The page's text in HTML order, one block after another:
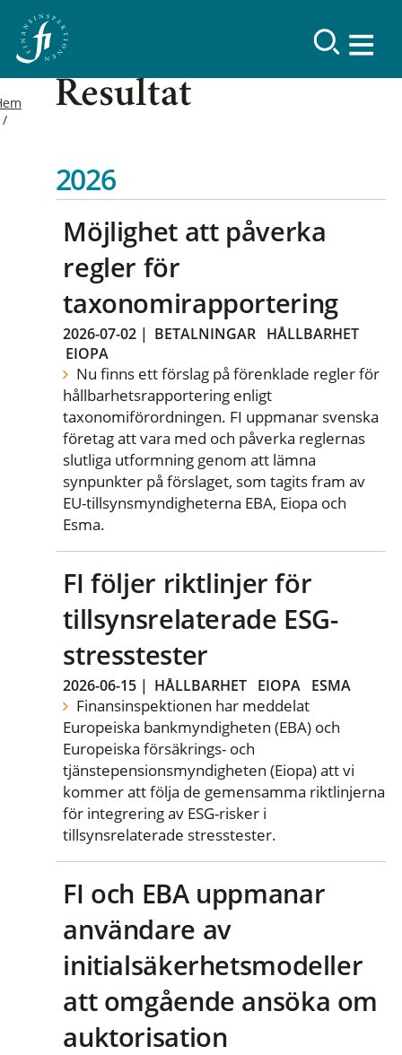
Resultat
2026
Möjlighet att påverka
regler för
taxonomirapportering
2026-07-02 | BETALNINGAR HÅLLBARHET
EIOPA
Nu finns ett förslag på förenklade regler för
hållbarhetsrapportering enligt
taxonomiförordningen. FI uppmanar svenska
företag att vara med och påverka reglernas
slutliga utformning genom att lämna
synpunkter på förslaget, som tagits fram av
EU-tillsynsmyndigheterna EBA, Eiopa och
Esma.
FI följer riktlinjer för
tillsynsrelaterade ESG-
stresstester
2026-06-15 | HÅLLBARHET EIOPA ESMA
Finansinspektionen har meddelat
Europeiska bankmyndigheten (EBA) och
Europeiska försäkrings- och
tjänstepensionsmyndigheten (Eiopa) att vi
kommer att följa de gemensamma riktlinjerna
för integrering av ESG-risker i
tillsynsrelaterade stresstester.
FI och EBA uppmanar
användare av
initialsäkerhetsmodeller
att omgående ansöka om
auktorisation